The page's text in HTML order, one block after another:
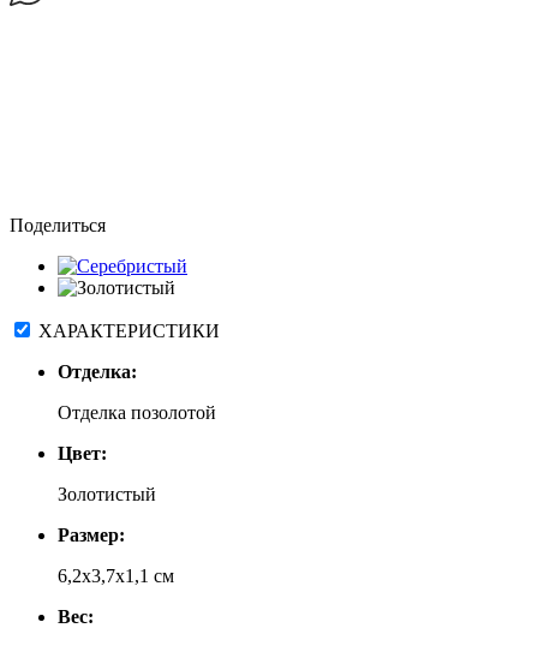
Поделиться
ХАРАКТЕРИСТИКИ
Отделка:
Отделка позолотой
Цвет:
Золотистый
Размер:
6,2x3,7x1,1 см
Вес: